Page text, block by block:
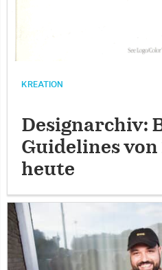
KREATION
Designarchiv:
Guidelines von
heute